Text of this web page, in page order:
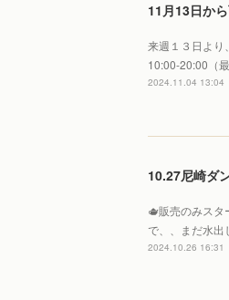
11月13日か
来週１３日より
10:00-20:00（
2024.11.04 13:04
10.27尼崎ダ
🫖販売のみス
で、、まだ水出
2024.10.26 16:31